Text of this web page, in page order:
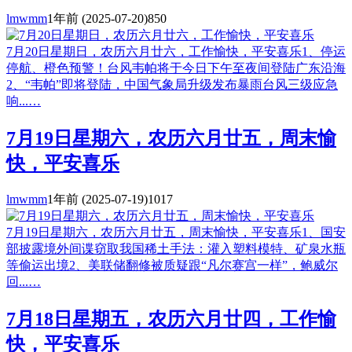
lmwmm1年前 (2025-07-20)850
7月20日星期日，农历六月廿六，工作愉快，平安喜乐1、停运
停航、橙色预警！台风韦帕将于今日下午至夜间登陆广东沿海
2、“韦帕”即将登陆，中国气象局升级发布暴雨台风三级应急
响...…
7月19日星期六，农历六月廿五，周末愉
快，平安喜乐
lmwmm1年前 (2025-07-19)1017
7月19日星期六，农历六月廿五，周末愉快，平安喜乐1、国安
部披露境外间谍窃取我国稀土手法：灌入塑料模特、矿泉水瓶
等偷运出境2、美联储翻修被质疑跟“凡尔赛宫一样”，鲍威尔
回...…
7月18日星期五，农历六月廿四，工作愉
快，平安喜乐